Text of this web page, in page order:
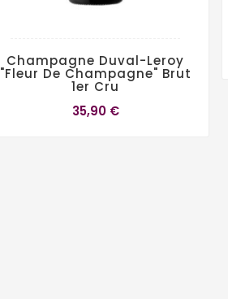
Champagne Duval-Leroy
"Fleur De Champagne" Brut
1er Cru
35,90 €